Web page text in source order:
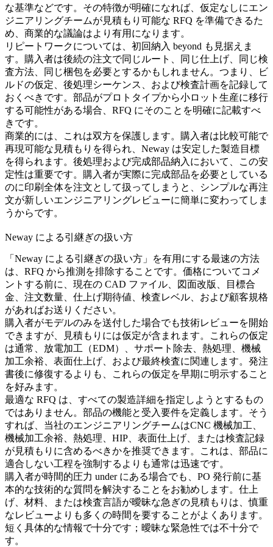
な基準などです。その特徴が明確になれば、仮定なしにエン
ジニアリングチームが見積もり可能な RFQ を準備できるた
め、商業的な議論はより有用になります。
リピートワークについては、初回納入 beyond も見据えま
す。購入者は後続の注文で同じルート、同じ仕上げ、同じ検
査方法、同じ梱包を必要とするかもしれません。つまり、ビ
ルドの仮定、後処理シーケンス、および検査計画を記録して
おくべきです。部品がプロトタイプから小ロット生産に移行
する可能性がある場合、RFQ にそのことを明確に記載すべ
きです。
商業的には、これは双方を保護します。購入者は比較可能で
再現可能な見積もりを得られ、Neway は安定した製造目標
を得られます。後処理および完成部品納入において、この安
定性は重要です。購入者が実際に完成部品を必要としている
のに印刷全体を注文として扱ってしまうと、シンプルな再注
文が新しいエンジニアリングレビューに簡単に変わってしま
うからです。
Neway による引継ぎの扱い方
「Neway による引継ぎの扱い方」を有用にする最速の方法
は、RFQ から推測を排除することです。価格についてコメ
ントする前に、現在の CAD ファイル、図面改版、目標合
金、注文数量、仕上げ期待値、検査レベル、および顧客規格
があればお送りください。
購入者がモデルのみを送付した場合でも技術レビューを開始
できますが、見積もりには仮定が含まれます。これらの仮定
は通常、 放電加工（EDM）
、サポート除去、熱処理、機械
加工余裕、表面仕上げ、および最終検査に関連します。発注
書後に修復するよりも、これらの仮定を早期に明示すること
を好みます。
最適な RFQ は、すべての製造詳細を指定しようとするもの
ではありません。部品の機能と受入要件を定義します。そう
すれば、当社のエンジニアリングチームはCNC 機械加工
機械加工余裕、熱処理、HIP、表面仕上げ、または検査記録
が見積もりに含めるべきかを推奨できます。これは、部品に
適合しない工程を強制するよりも通常は迅速です。
購入者が時間的圧力 under にある場合でも、PO 発行前に基
本的な技術的な質問を解決することをお勧めします。仕上
げ、材料、または検査言語が曖昧な急ぎの見積もりは、慎重
なレビューよりも多くの時間を要することがよくあります。
短く具体的な情報で十分です；曖昧な緊急性では不十分で
す。